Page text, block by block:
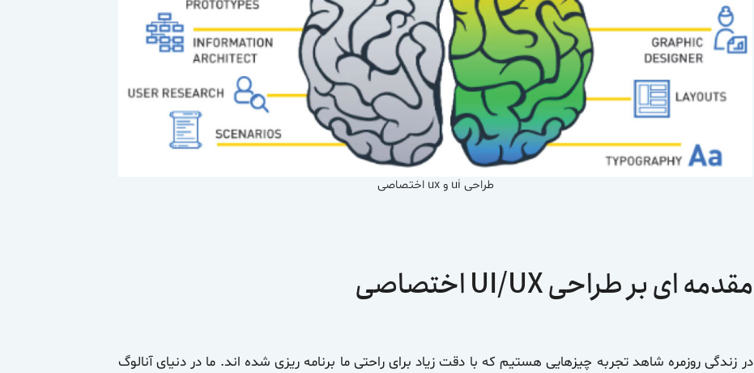
طراحی ui و ux اختصاصی
مقدمه ای بر طراحی UI/UX اختصاصی
در زندگی روزمره شاهد تجربه چیزهایی هستیم که با دقت زیاد برای راحتی ما برنامه ریزی شده اند. ما در دنیای آنالوگ